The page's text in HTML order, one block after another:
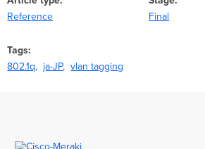
Reference
Final
Tags
802.1q
ja-JP vlan tagging